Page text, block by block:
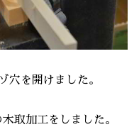
穴を開けました。
取加工をしました。